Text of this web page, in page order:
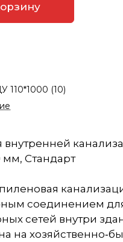
110*1000 (10)
внутренней
мм, Стандарт
соединением
сетей внутри
на